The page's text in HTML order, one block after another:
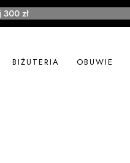
zł
BIŻUTERIA OBUWIE